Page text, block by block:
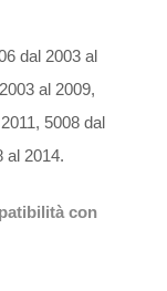
dal 2003 al
al 2009,
5008 dal
al 2014.
con